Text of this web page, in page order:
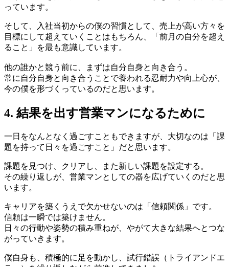
っています。
そして、入社当初からの僕の習慣として、売上が高い方々を
目標にして超えていくことはもちろん、「前月の自分を超え
ること」を最も意識しています。
他の誰かと競う前に、まずは自分自身と向き合う。
常に自分自身と向き合うことで養われる忍耐力や向上心が、
今の僕を形づくっているのだと思います。
4. 結果を出す営業マンになるために
一日をなんとなく過ごすこともできますが、大切なのは「課
題を持って日々を過ごすこと」だと思います。
課題を見つけ、クリアし、また新しい課題を設定する。
その繰り返しが、営業マンとしての器を広げていくのだと思
います。
キャリアを築くうえで欠かせないのは「信頼関係」です。
信頼は一瞬では築けません。
日々の行動や姿勢の積み重ねが、やがて大きな結果へとつな
がっていきます。
僕自身も、積極的に足を動かし、試行錯誤（トライアンドエ